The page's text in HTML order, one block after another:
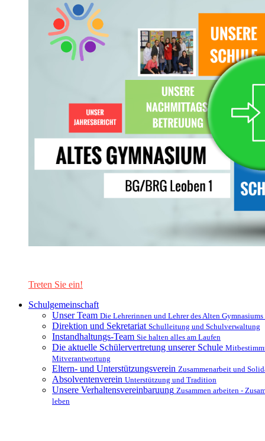
Treten Sie ein!
Schulgemeinschaft
Unser Team Die Lehrerinnen und Lehrer des Alten
Direktion und Sekretariat Schulleitung und Schulverwaltung
Instandhaltungs-Team Sie halten alles am Laufen
Die aktuelle Schülervertretung unserer Schule
Mitverantwortung
Eltern- und Unterstützungsverein Zusammenarbeit und
Absolventenverein Unterstützung und Tradition
Unsere Verhaltensvereinbaruung Zusammen arbeiten -
leben